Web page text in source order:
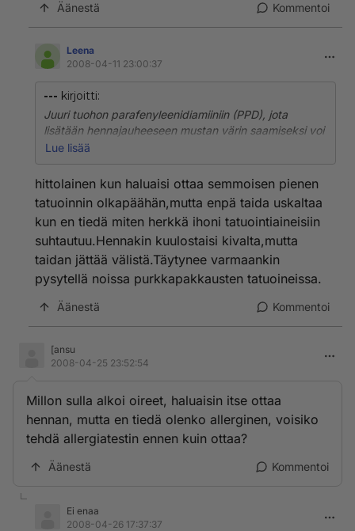
Äänestä Kommentoi
Leena
2008-04-11 23:00:37
--- kirjoitti:
Juuri tuohon parafenyleenidiamiiniin (PPD), jota
lisätään hennajauheeseen mustan värin saamiseksi voi
hyvinkin yliherkistyä, mikä ei ole ollenkaan harvinaista.
hiuksia värjäävänä aineena hiusväreissä, mutta on
kielletty iholle laitettavissa tuotteissa juurikin siitä
syystä että se ei kovin hyvää tee iholle..=)
Väittäisin, että olet yliherkistynyt PPD:lle, josta nuo
allergiset reaktiot hiuksia värjätessä.
Ja tuo yliherkkyyshän ei poistu, että ole varovainen
jatkossa millä värjäät.
Mutta puhtaasta hennastahan hyvin harvoin reaktioita
tulee, vaan juuri tuo väriaine on se mikä saa tuon
kannattaa jutella (ihotauti)lääkärin kanssa tosta ja
mainita PPD!
Lue lisää
hittolainen kun haluaisi ottaa semmoisen pienen
tatuoinnin olkapäähän,mutta enpä taida uskaltaa
kun en tiedä miten herkkä ihoni tatuointiaineisiin
suhtautuu.Hennakin kuulostaisi kivalta,mutta
taidan jättää välistä.Täytynee varmaankin
pysytellä noissa purkkapakkausten tatuoineissa.
Äänestä Kommentoi
[ansu
2008-04-25 23:52:54
Millon sulla alkoi oireet, haluaisin itse ottaa
hennan, mutta en tiedä olenko allerginen, voisiko
tehdä allergiatestin ennen kuin ottaa?
Äänestä Kommentoi
Ei enaa
2008-04-26 17:37:37